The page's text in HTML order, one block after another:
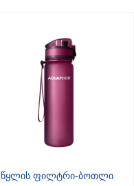
წყლის ფილტრი-ბოთლი